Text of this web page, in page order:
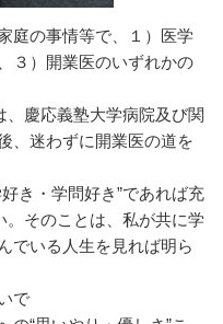
庭の事情等で、１）医学
３）開業医のいずれかの
、慶応義塾大学病院及び関
、迷わずに開業医の道を
き・学問好き”であれば充
。そのことは、私が共に学
でいる人生を見れば明ら
で